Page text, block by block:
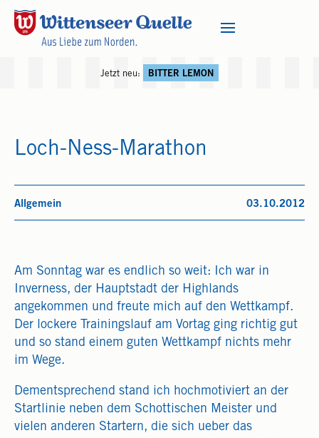
Jetzt neu: BITTER LEMON
Loch-Ness-Marathon
Allgemein 03.10.2012
Am Sonntag war es endlich so weit: Ich war in
Inverness, der Hauptstadt der Highlands
angekommen und freute mich auf den Wettkampf.
Der lockere Trainingslauf am Vortag ging richtig gut
und so stand einem guten Wettkampf nichts mehr
im Wege.
Dementsprechend stand ich hochmotiviert an der
Startlinie neben dem Schottischen Meister und
vielen anderen Startern, die sich ueber das